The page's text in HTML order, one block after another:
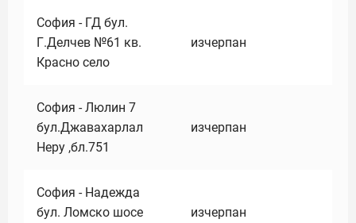
София - ГД бул.
Г.Делчев №61 кв.
Красно село
изчерпан
София - Люлин 7
бул.Джавахарлал
Неру ,бл.751
изчерпан
София - Надежда
бул. Ломско шосе
изчерпан